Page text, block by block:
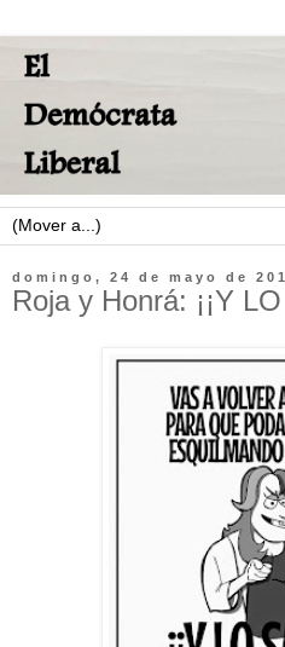
domingo, 24 de mayo de
Roja y Honrá: ¡¡Y